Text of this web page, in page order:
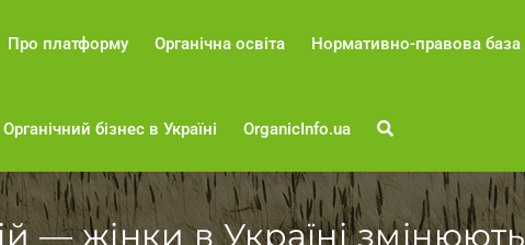
Про платформу Органічна освіта Нормативно-правова база
Органічний бізнес в Україні OrganicInfo.ua
— жінки в Україні змінюють